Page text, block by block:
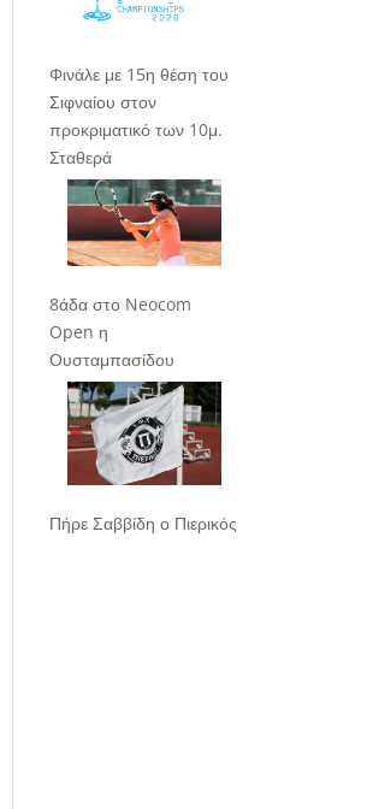
Φινάλε με 15η θέση του
Σιφναίου στον
προκριματικό των 10μ.
Σταθερά
8άδα στο Neocom
Open η
Ουσταμπασίδου
Πήρε Σαββίδη ο Πιερικός